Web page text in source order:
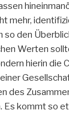
mehr,
so den
Werten
hierin die
des
kommt so